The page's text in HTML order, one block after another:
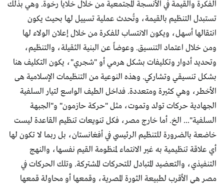
الفكرة والقيمة في الأنسجة المجتمعية من خلال خلايا رخوة. وهي بذلك
تستبدل التنظيم بالقيمة، وتُحدث عملية تسييل لها بحيث يكون
انتقالها أسهل، ويكون الانتساب للفكرة من خلال إعلان الولاء لها
ومن خلال اعتماد التنسيق. وعوضاً عن البنية الثقيلة، والتنظيم،
وتحديد أدوار وتكليفات بشكل هرمي أو "شجري"، يكون التكليف هنا
بشكل تنسيقي وتشاركي. وهذه النوعية من التنظيمات الإسلامية هى
الأخطر، وهي كثيرة ومتعددة. فداخل الطيف الواسع لتيار السلفية
الجهادية حركات تولد وتموت، مثل "حركة حازمون" و"الجبهة
السلفية"... الخ. أما خارج مصر، فكل تنويعات تنظيم القاعدة ليست
خاضعة بالضرورة للتنظيم الرئيسي في أفغانستان، بل ربما لا تكون لها
أي علاقة تنظيمية به غير الانتماء لمنظومة القيم نفسها، والنهج
التنفيذي، والتعضيد المتبادل للتحركات المشتركة. وتلك الحركات في
مصر هي الأقرب لطبيعة الثورة المصرية، وقمعها أو محاولة قمعها